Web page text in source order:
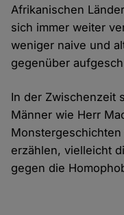
Afrikanischen
sich immer weiter
weniger naive und
gegenüber
In der Zwischenzeit
Männer wie Herr
erzählen, vielleicht
gegen die